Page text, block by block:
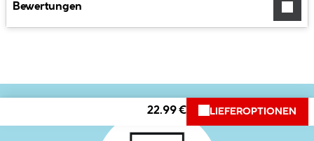
Bewertungen
22.99 € LIEFEROPTIONEN